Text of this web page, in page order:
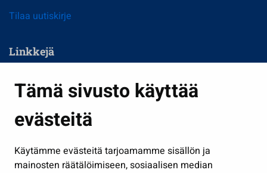
Tämä sivusto käyttää
evästeitä
Käytämme evästeitä tarjoamamme sisällön ja
mainosten räätälöimiseen, sosiaalisen median
Tilaa uutiskirje
Linkkejä
Kasvatus ja opetus
Kulttuuri ja liikunta
Työ ja yrittäminen